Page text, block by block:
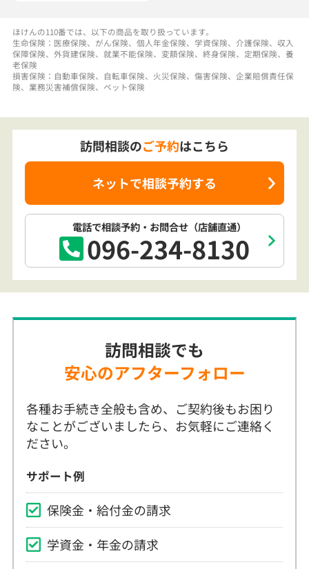
ほけんの110番では、以下の商品を取り扱っています。
生命保険：医療保険、がん保険、個人年金保険、学資保険、介護保険、収入
保障保険、外貨建保険、就業不能保険、変額保険、終身保険、定期保険、養
老保険
損害保険：自動車保険、自転車保険、火災保険、傷害保険、企業賠償責任保
険、業務災害補償保険、ペット保険
電話で相談予約 ・お問合せ （店舗直通）
096-234-8130
訪問相談のご予約はこちら
ネットで相談予約する
訪問相談でも
安心のアフターフォロー
各種お手続き全般も含め、ご契約後もお困り
なことがございましたら、お気軽にご連絡く
ださい。
サポート例
保険金・給付金の請求
学資金・年金の請求